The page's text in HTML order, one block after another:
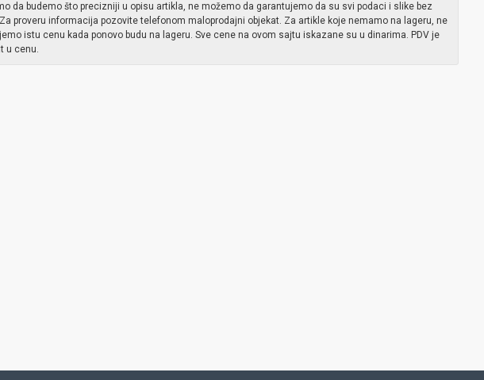
da budemo što precizniji u opisu artikla, ne možemo da garantujemo da su svi podaci i slike bez
proveru informacija pozovite telefonom maloprodajni objekat. Za artikle koje nemamo na lageru, ne
istu cenu kada ponovo budu na lageru. Sve cene na ovom sajtu iskazane su u dinarima. PDV je
u cenu.